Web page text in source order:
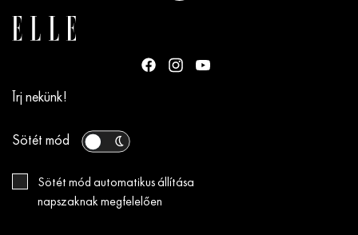
Írj nekünk!
Sötét mód
Sötét mód automatikus állítása
napszaknak megfelelően